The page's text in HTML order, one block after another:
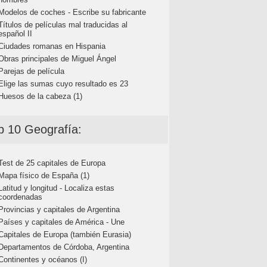
de coches - Escribe su fabricante
de películas mal traducidas al
II
romanas en Hispania
principales de Miguel Ángel
de película
las sumas cuyo resultado es 23
de la cabeza (1)
10 Geografía:
de 25 capitales de Europa
físico de España (1)
y longitud - Localiza estas
y capitales de Argentina
y capitales de América - Une
de Europa (también Eurasia)
de Córdoba, Argentina
y océanos (I)